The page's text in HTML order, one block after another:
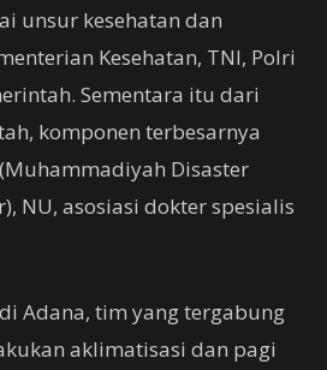
unsur kesehatan dan
Kesehatan, TNI, Polri
Sementara itu dari
komponen terbesarnya
Disaster
NU, asosiasi dokter spesialis
Adana, tim yang tergabung
aklimatisasi dan pagi